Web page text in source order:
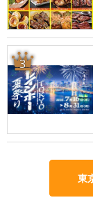
3
東